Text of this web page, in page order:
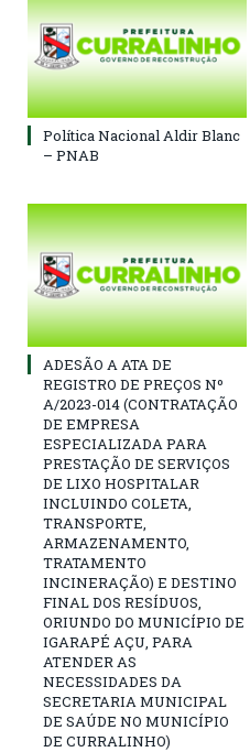
Política Nacional Aldir Blanc
– PNAB
ADESÃO A ATA DE
REGISTRO DE PREÇOS Nº
A/2023-014 (CONTRATAÇÃO
DE EMPRESA
ESPECIALIZADA PARA
PRESTAÇÃO DE SERVIÇOS
DE LIXO HOSPITALAR
INCLUINDO COLETA,
TRANSPORTE,
ARMAZENAMENTO,
TRATAMENTO
INCINERAÇÃO) E DESTINO
FINAL DOS RESÍDUOS,
ORIUNDO DO MUNICÍPIO DE
IGARAPÉ AÇU, PARA
ATENDER AS
NECESSIDADES DA
SECRETARIA MUNICIPAL
DE SAÚDE NO MUNICÍPIO
DE CURRALINHO)